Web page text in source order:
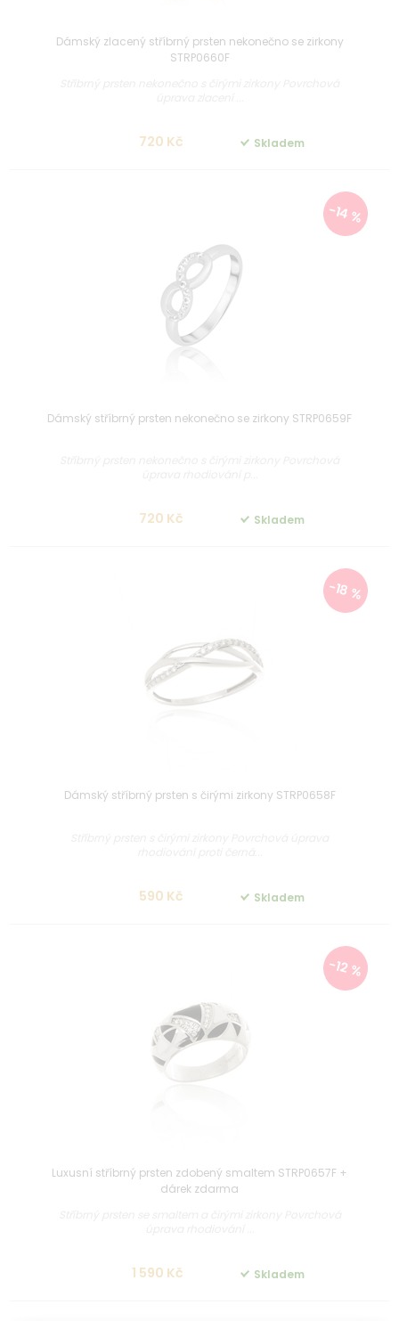
Dámský zlacený stříbrný prsten nekonečno se zirkony
STRP0660F
720 Kč Skladem
-14 %
Dámský stříbrný prsten nekonečno se zirkony STRP0659F
720 Kč Skladem
-18 %
Dámský stříbrný prsten s čirými zirkony STRP0658F
590 Kč Skladem
-12 %
Luxusní stříbrný prsten zdobený smaltem STRP0657F +
dárek zdarma
1 590 Kč Skladem